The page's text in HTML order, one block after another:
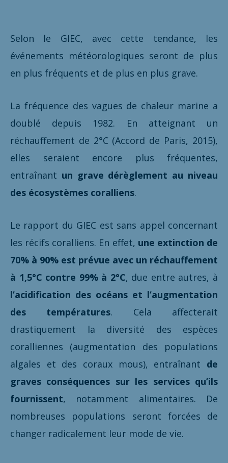
Selon le GIEC, avec cette tendance, les
événements météorologiques seront de plus
en plus fréquents et de plus en plus grave.
La fréquence des vagues de chaleur marine a
doublé depuis 1982. En atteignant un
réchauffement de 2°C (Accord de Paris, 2015),
elles seraient encore plus fréquentes,
entraînant un grave dérèglement au niveau
des écosystèmes coralliens.
Le rapport du GIEC est sans appel concernant
les récifs coralliens. En effet, une extinction de
70% à 90% est prévue avec un réchauffement
à 1,5°C contre 99% à 2°C, due entre autres, à
l’acidification des océans et l’augmentation
des températures. Cela affecterait
drastiquement la diversité des espèces
coralliennes (augmentation des populations
algales et des coraux mous), entraînant de
graves conséquences sur les services qu’ils
fournissent, notamment alimentaires. De
nombreuses populations seront forcées de
changer radicalement leur mode de vie.